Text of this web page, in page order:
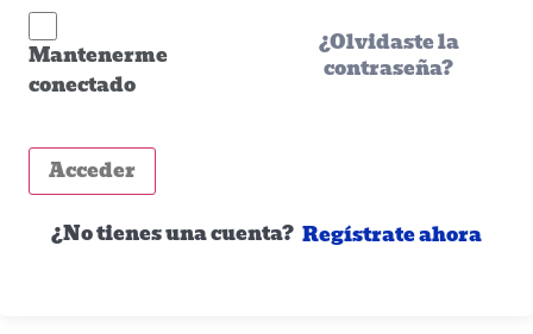
Mantenerme
conectado
¿Olvidaste la
contraseña?
Acceder
¿No tienes una cuenta? Regístrate ahora